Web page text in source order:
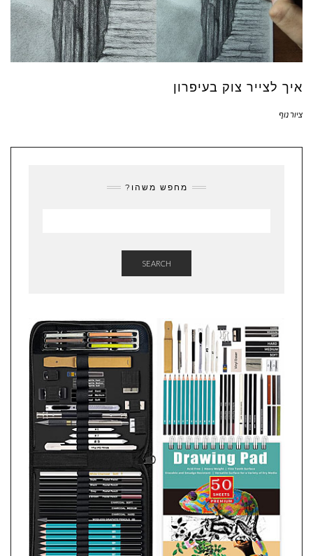
איך לצייר צוק בעיפרון
ציור נוף
מחפש משהו?
SEARCH